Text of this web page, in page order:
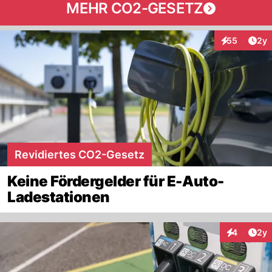
MEHR CO2-GESETZ
55
Interaktionen
2y
Revidiertes CO2-Gesetz
Keine Fördergelder für E-Auto-
Ladestationen
4 2y